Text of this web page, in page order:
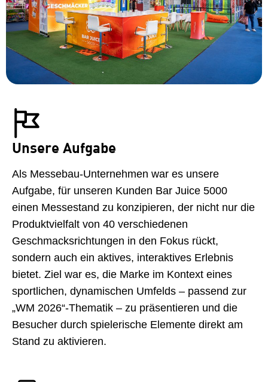
Unsere Aufgabe
Als Messebau-Unternehmen war es unsere
Aufgabe, für unseren Kunden Bar Juice 5000
einen Messestand zu konzipieren, der nicht nur die
Produktvielfalt von 40 verschiedenen
Geschmacksrichtungen in den Fokus rückt,
sondern auch ein aktives, interaktives Erlebnis
bietet. Ziel war es, die Marke im Kontext eines
sportlichen, dynamischen Umfelds – passend zur
„WM 2026“-Thematik – zu präsentieren und die
Besucher durch spielerische Elemente direkt am
Stand zu aktivieren.